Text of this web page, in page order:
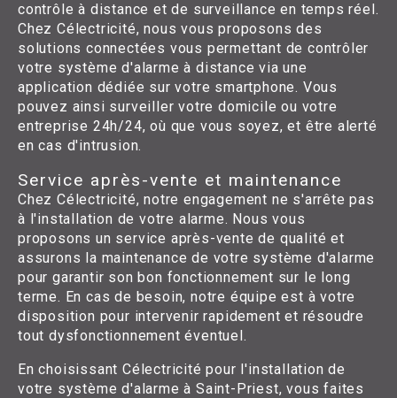
contrôle à distance et de surveillance en temps réel.
Chez Célectricité, nous vous proposons des
solutions connectées vous permettant de contrôler
votre système d'alarme à distance via une
application dédiée sur votre smartphone. Vous
pouvez ainsi surveiller votre domicile ou votre
entreprise 24h/24, où que vous soyez, et être alerté
en cas d'intrusion.
Service après-vente et maintenance
Chez Célectricité, notre engagement ne s'arrête pas
à l'installation de votre alarme. Nous vous
proposons un service après-vente de qualité et
assurons la maintenance de votre système d'alarme
pour garantir son bon fonctionnement sur le long
terme. En cas de besoin, notre équipe est à votre
disposition pour intervenir rapidement et résoudre
tout dysfonctionnement éventuel.
En choisissant Célectricité pour l'installation de
votre système d'alarme à Saint-Priest, vous faites